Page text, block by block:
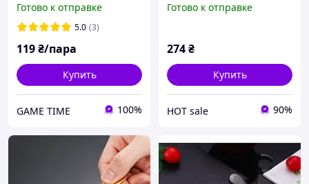
Феникс
Готово к отправке
5.0 (3)
119₴/пара
Купить
GAME TIME 100%
утолщенная портативная
Готово к отправке
274₴
Купить
HOT sale 90%